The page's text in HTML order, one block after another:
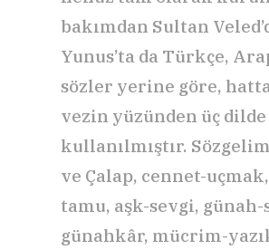
bakımdan Sultan
Yunus’ta da Türkçe,
sözler yerine göre,
vezin yüzünden üç dilde
kullanılmıştır.
ve Çalap, cennet-
tamu, aşk-sevgi, günah-
günahkâr, mücrim-